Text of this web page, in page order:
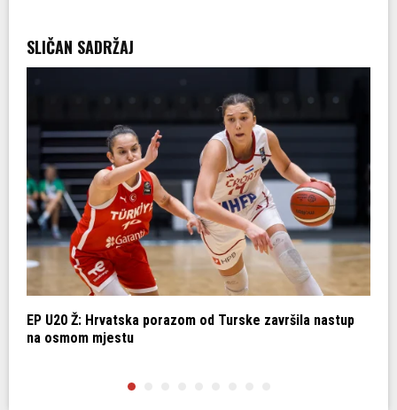
SLIČAN SADRŽAJ
EP U20 Ž: Hrvatska porazom od Turske završila nastup
na osmom mjestu